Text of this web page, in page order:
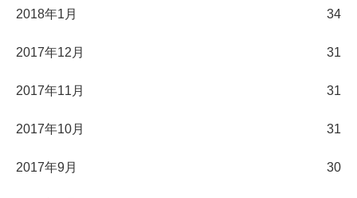
2018年1月 34
2017年12月 31
2017年11月 31
2017年10月 31
2017年9月 30